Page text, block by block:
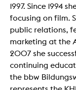
1997. Since 1994
focusing on film.
public relations,
marketing at the
2007 she
continuing
the bbw